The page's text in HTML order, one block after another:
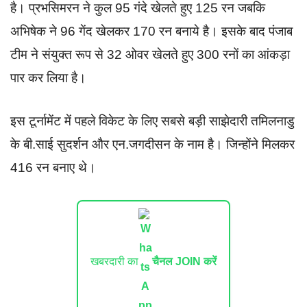
है। प्रभसिमरन ने कुल 95 गंदे खेलते हुए 125 रन जबकि
अभिषेक ने 96 गेंद खेलकर 170 रन बनाये है। इसके बाद पंजाब
टीम ने संयुक्त रूप से 32 ओवर खेलते हुए 300 रनों का आंकड़ा
पार कर लिया है।
इस टूर्नामेंट में पहले विकेट के लिए सबसे बड़ी साझेदारी तमिलनाडु
के बी.साई सुदर्शन और एन.जगदीसन के नाम है। जिन्होंने मिलकर
416 रन बनाए थे।
खबरदारी का चैनल JOIN करें